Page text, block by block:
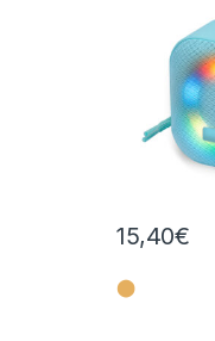
15,40€
⬤